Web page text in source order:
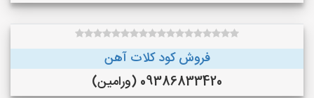
فروش کود کلات آهن
09386833420 (ورامین)